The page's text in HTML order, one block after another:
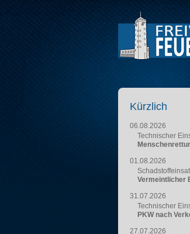
Kürzlich
06.08.2026
Technischer
01.08.2026
Vermeintlicher
31.07.2026
Technischer
PKW nach
27.07.2026